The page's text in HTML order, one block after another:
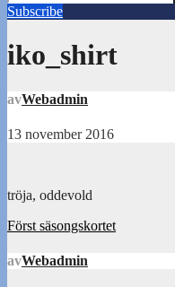
Subscribe
iko_shirt
avWebadmin
13 november 2016
tröja, oddevold
Inläggsnavigering
Först säsongskortet
avWebadmin